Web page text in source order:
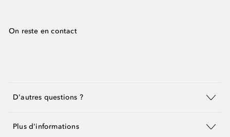
On reste en contact
D'autres questions ?
Plus d'informations